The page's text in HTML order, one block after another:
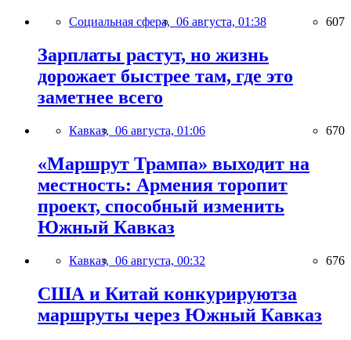
Социальная сфера, 06 августа, 01:38 607
Зарплаты растут, но жизнь
дорожает быстрее там, где это
заметнее всего
Кавказ, 06 августа, 01:06 670
«Маршрут Трампа» выходит на
местность: Армения торопит
проект, способный изменить
Южный Кавказ
Кавказ, 06 августа, 00:32 676
США и Китай конкурируютза
маршруты через Южный Кавказ